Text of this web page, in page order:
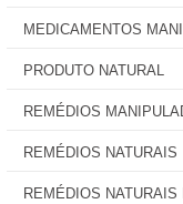
MEDICAMENTOS
PRODUTO NATURAL
REMÉDIOS
REMÉDIOS NATURAIS
REMÉDIOS NATURAIS